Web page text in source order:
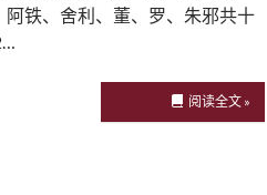
铁、舍利、董、罗、朱邪共十
阅读全文 »